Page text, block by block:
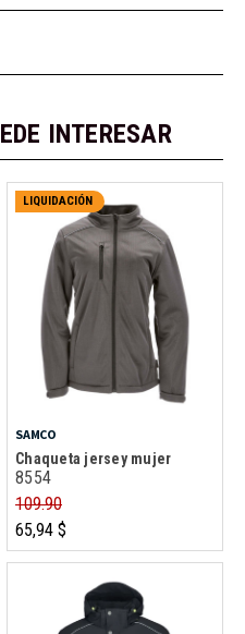
INTERESAR
LIQUIDACIÓN
SAMCO
Chaqueta jersey mujer
8554
109.90
65,94 $